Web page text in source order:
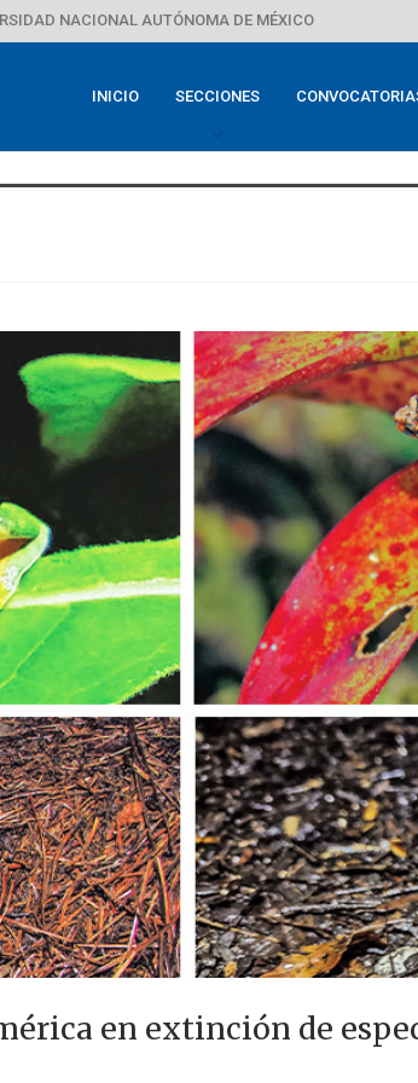
NACIONAL AUTÓNOMA DE MÉXICO
INICIO SECCIONES
en extinción de